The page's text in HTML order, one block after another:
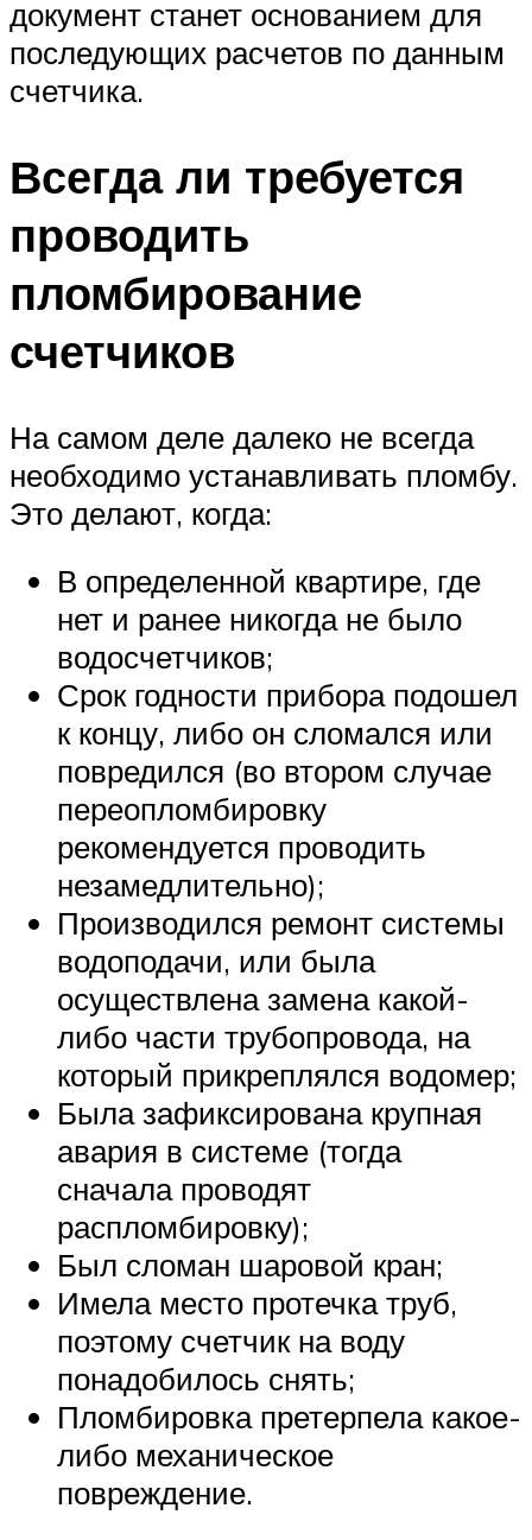
документ станет основанием для
последующих расчетов по данным
счетчика.
Всегда ли требуется
проводить
пломбирование
счетчиков
На самом деле далеко не всегда
необходимо устанавливать пломбу.
Это делают, когда:
В определенной квартире, где
нет и ранее никогда не было
водосчетчиков;
Срок годности прибора подошел
к концу, либо он сломался или
повредился (во втором случае
переопломбировку
рекомендуется проводить
незамедлительно);
Производился ремонт системы
водоподачи, или была
осуществлена замена какой-
либо части трубопровода, на
который прикреплялся водомер;
Была зафиксирована крупная
авария в системе (тогда
сначала проводят
распломбировку);
Был сломан шаровой кран;
Имела место протечка труб,
поэтому счетчик на воду
понадобилось снять;
Пломбировка претерпела какое-
либо механическое
повреждение.